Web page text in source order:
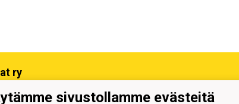
ry
4, 20780 Kaarina
sivustollamme evästeitä